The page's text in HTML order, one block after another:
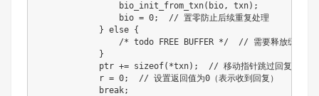
                bio_init_from_txn(bio, txn);
                bio = 0;  // 置零防止后续重复处理
            } else {
/* todo FREE BUFFER */  // 需要释放缓冲区
            }
ptr += sizeof(*txn);  // 移动指针跳过回复数据结
            r = 0;  // 设置返回值为0（表示收到回复）
            break;